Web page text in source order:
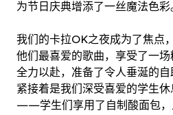
为节日庆典增添了一丝魔法色彩
我们的卡拉OK之夜成为了焦点
他们最喜爱的歌曲，享受了一
全力以赴，准备了令人垂涎的自
紧接着是我们深受喜爱的学生
——学生们享用了自制酸面包，